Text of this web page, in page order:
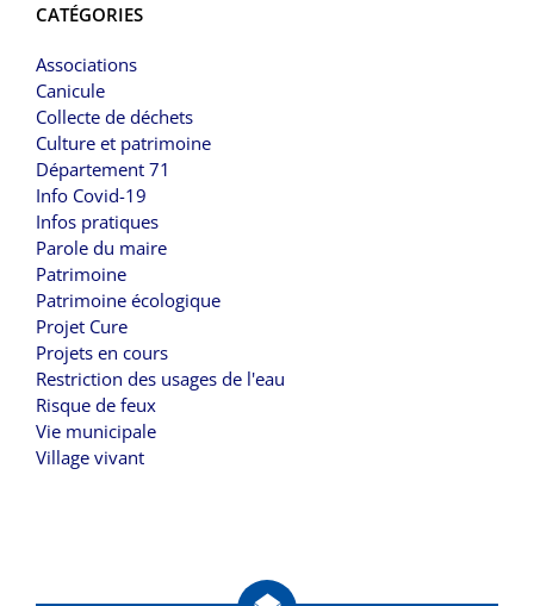
CATÉGORIES
Associations
Canicule
Collecte de déchets
Culture et patrimoine
Département 71
Info Covid-19
Infos pratiques
Parole du maire
Patrimoine
Patrimoine écologique
Projet Cure
Projets en cours
Restriction des usages de l'eau
Risque de feux
Vie municipale
Village vivant